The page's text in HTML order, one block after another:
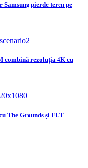
Samsung pierde teren pe
combină rezoluția 4K cu
The Grounds și FUT